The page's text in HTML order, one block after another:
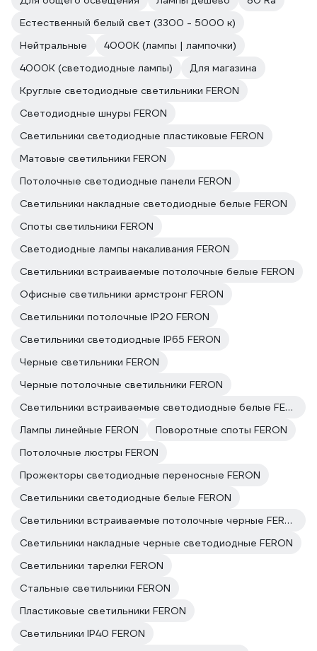
Естественный белый свет (3300 - 5000 к)
Нейтральные
4000К (лампы | лампочки)
4000К (светодиодные лампы)
Для магазина
Круглые светодиодные светильники FERON
Светодиодные шнуры FERON
Светильники светодиодные пластиковые FERON
Матовые светильники FERON
Потолочные светодиодные панели FERON
Светильники накладные светодиодные белые FERON
Споты светильники FERON
Светодиодные лампы накаливания FERON
Светильники встраиваемые потолочные белые FERON
Офисные светильники армстронг FERON
Светильники потолочные IP20 FERON
Светильники светодиодные IP65 FERON
Черные светильники FERON
Черные потолочные светильники FERON
Светильники встраиваемые светодиодные белые FERON
Лампы линейные FERON
Поворотные споты FERON
Потолочные люстры FERON
Прожекторы светодиодные переносные FERON
Светильники светодиодные белые FERON
Светильники встраиваемые потолочные черные FERON
Светильники накладные черные светодиодные FERON
Светильники тарелки FERON
Стальные светильники FERON
Пластиковые светильники FERON
Светильники IP40 FERON